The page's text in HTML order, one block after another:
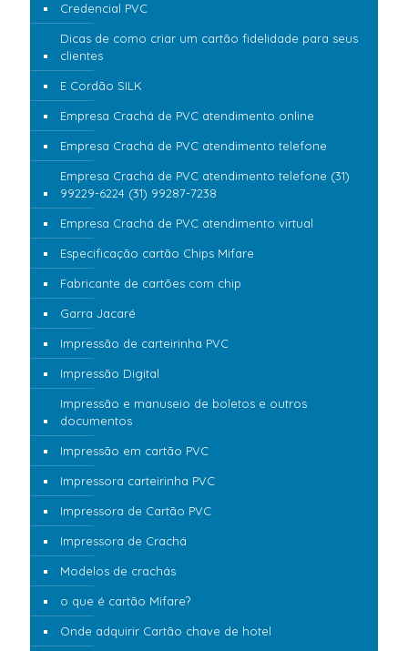
Credencial PVC
Dicas de como criar um cartão fidelidade para seus
clientes
E Cordão SILK
Empresa Crachá de PVC atendimento online
Empresa Crachá de PVC atendimento telefone
Empresa Crachá de PVC atendimento telefone (31)
99229-6224 (31) 99287-7238
Empresa Crachá de PVC atendimento virtual
Especificação cartão Chips Mifare
Fabricante de cartões com chip
Garra Jacaré
Impressão de carteirinha PVC
Impressão Digital
Impressão e manuseio de boletos e outros
documentos
Impressão em cartão PVC
Impressora carteirinha PVC
Impressora de Cartão PVC
Impressora de Crachá
Modelos de crachás
o que é cartão Mifare?
Onde adquirir Cartão chave de hotel